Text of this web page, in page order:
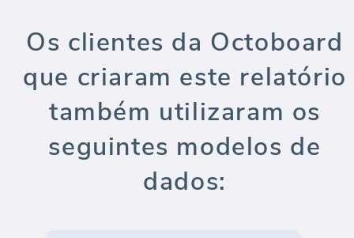
Os clientes da Octoboard
que criaram este relatório
também utilizaram os
seguintes modelos de
dados: